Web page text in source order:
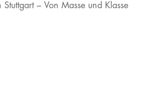
– Von Masse und Klasse